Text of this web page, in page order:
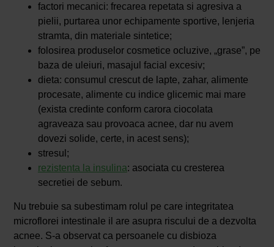
factori mecanici: frecarea repetata si agresiva a
pielii, purtarea unor echipamente sportive, lenjeria
stramta, din materiale sintetice;
folosirea produselor cosmetice ocluzive, „grase”, pe
baza de uleiuri, masajul facial excesiv;
dieta: consumul crescut de lapte, zahar, alimente
procesate, alimente cu indice glicemic mai mare
(exista credinte conform carora ciocolata
agraveaza sau provoaca acnee, dar nu avem
dovezi solide, certe, in acest sens);
stresul;
rezistenta la insulina: asociata cu cresterea
secretiei de sebum.
Nu trebuie sa subestimam rolul pe care integritatea
microflorei intestinale il are asupra riscului de a dezvolta
acnee. S-a observat ca persoanele cu disbioza